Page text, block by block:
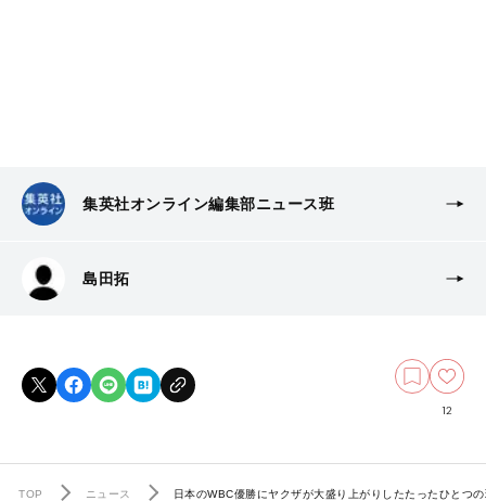
集英社オンライン編集部ニュース班
島田拓
12
TOP ニュース 日本のWBC優勝にヤクザが大盛り上がりしたたったひとつ